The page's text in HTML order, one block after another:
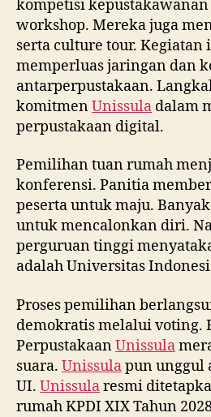
kompetisi
workshop. Mereka juga
serta culture tour.
memperluas jaringan dan
antarperpustakaan.
komitmenUnissula dalam
perpustakaan digital.
Pemilihan tuan rumah
konferensi. Panitia
peserta untuk maju.
untuk mencalonkan diri.
perguruan tinggi
adalah Universitas
Proses pemilihan
demokratis melalui voting.
PerpustakaanUnissula
suara. Unissulapun unggul
UI. Unissularesmi
rumah KPDI XIX Tahun